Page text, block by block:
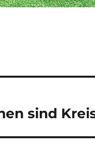
sind